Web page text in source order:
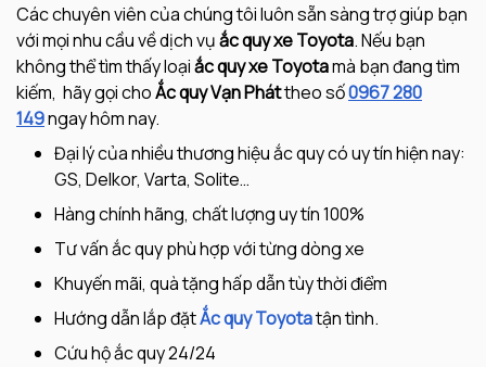
Các chuyên viên của chúng tôi luôn sẵn sàng trợ giúp bạn
với mọi nhu cầu về dịch vụắc quy xeToyota. Nếu bạn
không thể tìm thấy loạiắc quy xeToyotamà bạn đang tìm
kiếm, hãy gọi choẮc quy Vạn Pháttheo số0967 280
149ngay hôm nay.
Đại lý của nhiều thương hiệu ắc quy có uy tín hiện nay:
GS, Delkor, Varta, Solite…
Hàng chính hãng, chất lượng uy tín 100%
Tư vấn ắc quy phù hợp với từng dòng xe
Khuyến mãi, quà tặng hấp dẫn tùy thời điểm
Hướng dẫn lắp đặtẮc quy Toyotatận tình.
Cứu hộ ắc quy 24/24